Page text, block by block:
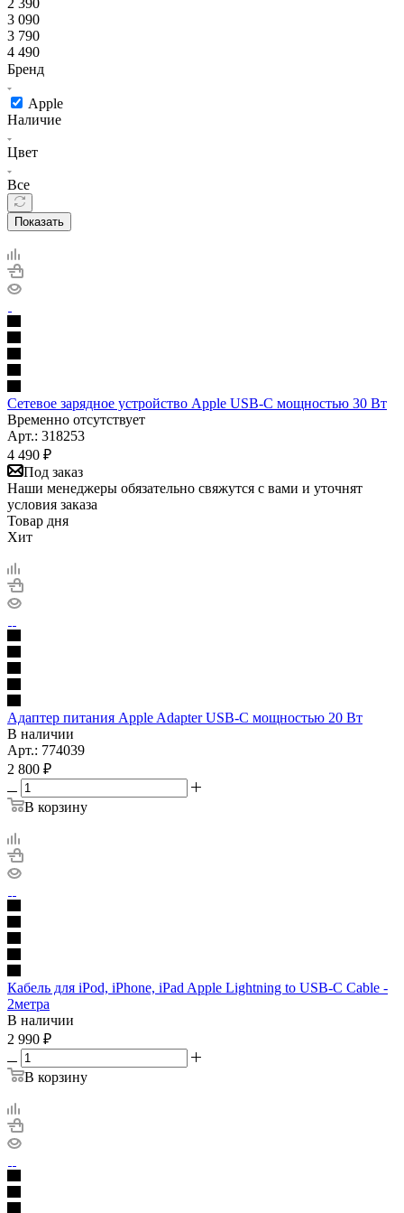
3 090
3 790
4 490
Бренд
Apple
Наличие
Цвет
Все
Показать
Сетевое зарядное устройство Apple USB-C мощностью 30 Вт
Временно отсутствует
Арт.: 318253
4 490 ₽
Под заказ
Наши менеджеры обязательно свяжутся с вами и уточнят
условия заказа
Товар дня
Хит
Адаптер питания Apple Adapter USB‑C мощностью 20 Вт
В наличии
Арт.: 774039
2 800 ₽
В корзину
Кабель для iPod, iPhone, iPad Apple Lightning to USB-C Cable -
2метра
В наличии
2 990 ₽
В корзину